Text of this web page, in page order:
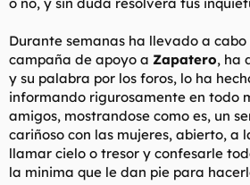
Durante semanas ha llevado a
campaña de apoyo a Zapatero, ha
y su palabra por los foros, lo ha
informando rigurosamente en todo
amigos, mostrandose como es, un
cariñoso con las mujeres, abierto, a
llamar cielo o tresor y confesarle
la minima que le dan pie para